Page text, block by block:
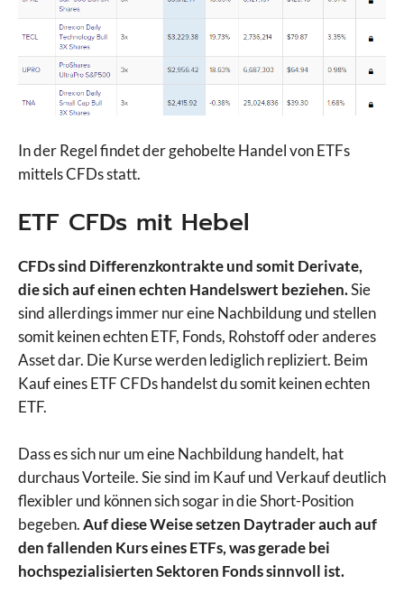
In der Regel findet der gehobelte Handel von ETFs
mittels CFDs statt.
ETF CFDs mit Hebel
CFDs sind Differenzkontrakte und somit Derivate,
die sich auf einen echten Handelswert beziehen.Sie
sind allerdings immer nur eine Nachbildung und stellen
somit keinen echten ETF, Fonds, Rohstoff oder anderes
Asset dar. Die Kurse werden lediglich repliziert. Beim
Kauf eines ETF CFDs handelst du somit keinen echten
ETF.
Dass es sich nur um eine Nachbildung handelt, hat
durchaus Vorteile. Sie sind im Kauf und Verkauf deutlich
flexibler und können sich sogar in die Short-Position
begeben.Auf diese Weise setzen Daytrader auch auf
den fallenden Kurs eines ETFs, was gerade bei
hochspezialisierten Sektoren Fonds sinnvoll ist.